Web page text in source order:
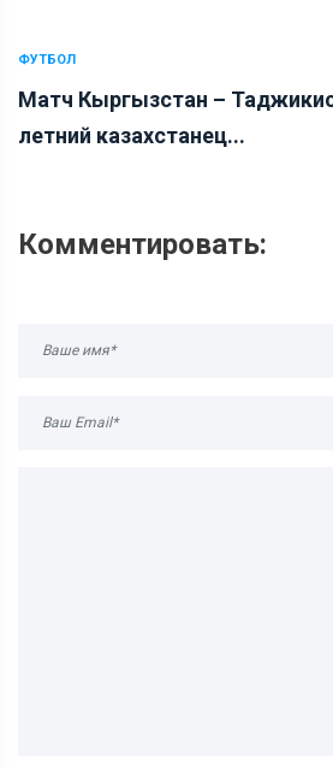
ФУТБОЛ
Матч Кыргызстан –
летний казахстанец...
Комментировать: